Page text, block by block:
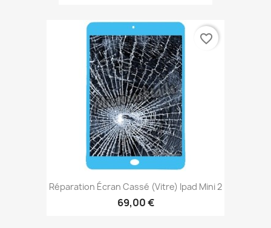
Réparation Écran Cassé (vitre) Ipad Mini 2
69,00 €
favorite_border